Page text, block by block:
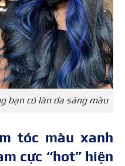
bạn có làn da sáng màu
tóc màu xanh
cực “hot” hiện